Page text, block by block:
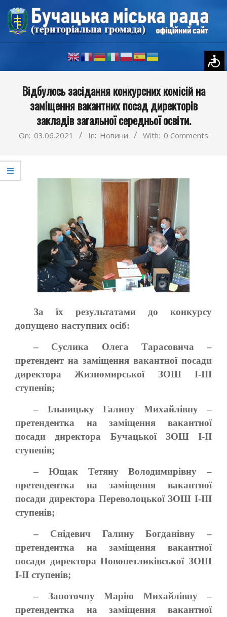
Skip
content
NavigationВідбулось засідання конкурсних комісій на
заміщення вакантних посад директорів
закладів загальної середньої освіти.
On: 03.06.2021 In: Новини With: 0 Comments
За їх результатами до конкурсу
допущено наступних осіб:
– Суслика Олега Тарасовича –
претендент на заміщення вакантної посади
директора Жизномирської ЗОШ I-III
ступенів;
– Ільницьку Галину Михайлівну –
претендентка на заміщення вакантної
посади директора Бучацької ЗОШ I-II
ступенів;
– Ющак Тетяну Володимирівну –
претендентка на заміщення вакантної
посади директора Переволоцької ЗОШ I-III
ступенів;
– Снідевич Галину Богданівну –
претендентка на заміщення вакантної
посади директора Новопетликівської ЗОШ
I-II ступенів;
– Запоточну Mapiю Михайлівну –
претендентка на заміщення вакантної